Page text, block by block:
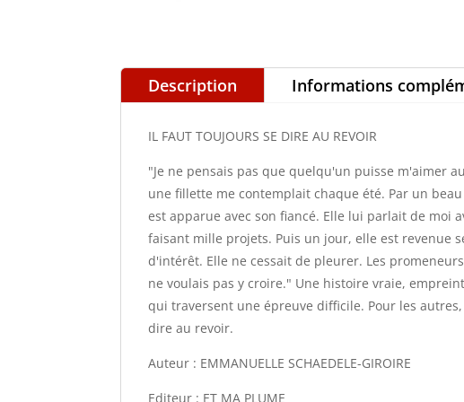
Description Informations
IL FAUT TOUJOURS SE DIRE AU REVOIR
"Je ne pensais pas que quelqu'un puisse m'aimer
une fillette me contemplait chaque été. Par un
est apparue avec son fiancé. Elle lui parlait de moi
faisant mille projets. Puis un jour, elle est revenue
d'intérêt. Elle ne cessait de pleurer. Les
ne voulais pas y croire." Une histoire vraie,
qui traversent une épreuve difficile. Pour les
dire au revoir.
Auteur : EMMANUELLE SCHAEDELE-GIROIRE
Editeur : ET MA PLUME